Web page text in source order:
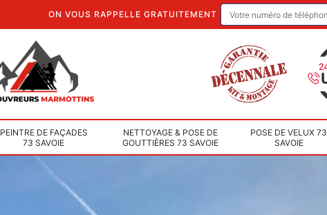
ON VOUS RAPPELLE GRATUITEMENT
PEINTRE DE FAÇADES
73 SAVOIE
NETTOYAGE & POSE DE
GOUTTIÈRES 73 SAVOIE
POSE DE VELUX 73
SAVOIE